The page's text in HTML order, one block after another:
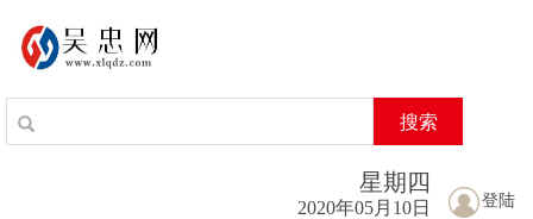
搜索
登陆
星期 四
2020年05月10日